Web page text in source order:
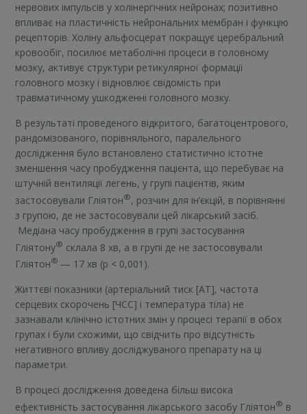
нервових імпульсів у холінергічних нейронах; позитивно
впливає на пластичність нейрональних мембран і функцію
рецепторів. Холіну альфосцерат покращує церебральний
кровообіг, посилює метаболічні процеси в головному
мозку, активує структури ретикулярної формації
головного мозку і відновлює свідомість при
травматичному ушкодженні головного мозку.
В результаті проведеного відкритого, багатоцентрового,
рандомізованого, порівняльного, паралельного
дослідження було встановлено статистично істотне
зменшення часу пробудження пацієнта, що перебуває на
штучній вентиляції легень, у групі пацієнтів, яким
застосовували Гліятон®, розчин для ін’єкцій, в порівнянні
з групою, де не застосовували цей лікарський засіб.
Медіана часу пробудження в групі застосування
Гліятону® склала 8 хв, а в групі де не застосовували
Гліятон® — 17 хв (р < 0,001).
Життєві показники (артеріальний тиск [АТ], частота
серцевих скорочень [ЧСС] і температура тіла) не
зазнавали клінічно істотних змін у процесі терапії в обох
групах і були схожими, що свідчить про відсутність
негативного впливу досліджуваного препарату на ці
параметри.
В процесі дослідження доведена більш висока
ефективність застосування лікарського засобу Гліятон® в